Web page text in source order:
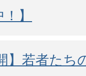
】
】若者た